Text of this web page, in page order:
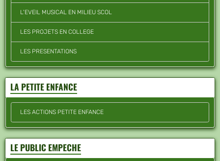
L'EVEIL MUSICAL EN MILIEU SCOL
LES PROJETS EN COLLEGE
LES PRESENTATIONS
LA PETITE ENFANCE
LES ACTIONS PETITE ENFANCE
LE PUBLIC EMPECHE